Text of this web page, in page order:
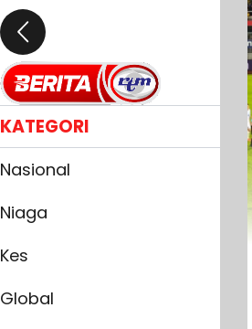
KATEGORI
Nasional
Niaga
Kes
Global